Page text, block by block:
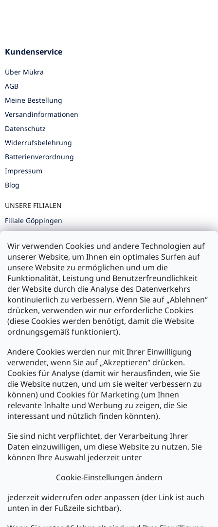
Wir verwenden Cookies und andere Technologien auf
unserer Website, um Ihnen ein optimales Surfen auf
unsere Website zu ermöglichen und um die
Funktionalität, Leistung und Benutzerfreundlichkeit
der Website durch die Analyse des Datenverkehrs
kontinuierlich zu verbessern. Wenn Sie auf „Ablehnen“
drücken, verwenden wir nur erforderliche Cookies
(diese Cookies werden benötigt, damit die Website
ordnungsgemäß funktioniert).
Andere Cookies werden nur mit Ihrer Einwilligung
verwendet, wenn Sie auf „Akzeptieren“ drücken.
Cookies für Analyse (damit wir herausfinden, wie Sie
die Website nutzen, und um sie weiter verbessern zu
können) und Cookies für Marketing (um Ihnen
relevante Inhalte und Werbung zu zeigen, die Sie
interessant und nützlich finden könnten).
Sie sind nicht verpflichtet, der Verarbeitung Ihrer
Daten einzuwilligen, um diese Website zu nutzen. Sie
können Ihre Auswahl jederzeit unter
Cookie-Einstellungen ändern
jederzeit widerrufen oder anpassen (der Link ist auch
unten in der Fußzeile sichtbar).
Kundenservice
Über Mükra
AGB
Meine Bestellung
Versandinformationen
Datenschutz
Widerrufsbelehrung
Batterienverordnung
Impressum
Blog
UNSERE FILIALEN
Filiale Göppingen
Filiale Ulm
Zahlung und Versand
Versand mit:
Zahlarten:
Newsletter abonnieren
Legen Sie Ihre E-Mail ein und wir werden Ihnen Informationen
über neue Produkte in unserem E-Shop zusenden.
E-Mail
Melden Sie sich jetzt für den mükra Newsletter an,
kostenlos und jederzeit kündbar! Mit der Anmeldung zum